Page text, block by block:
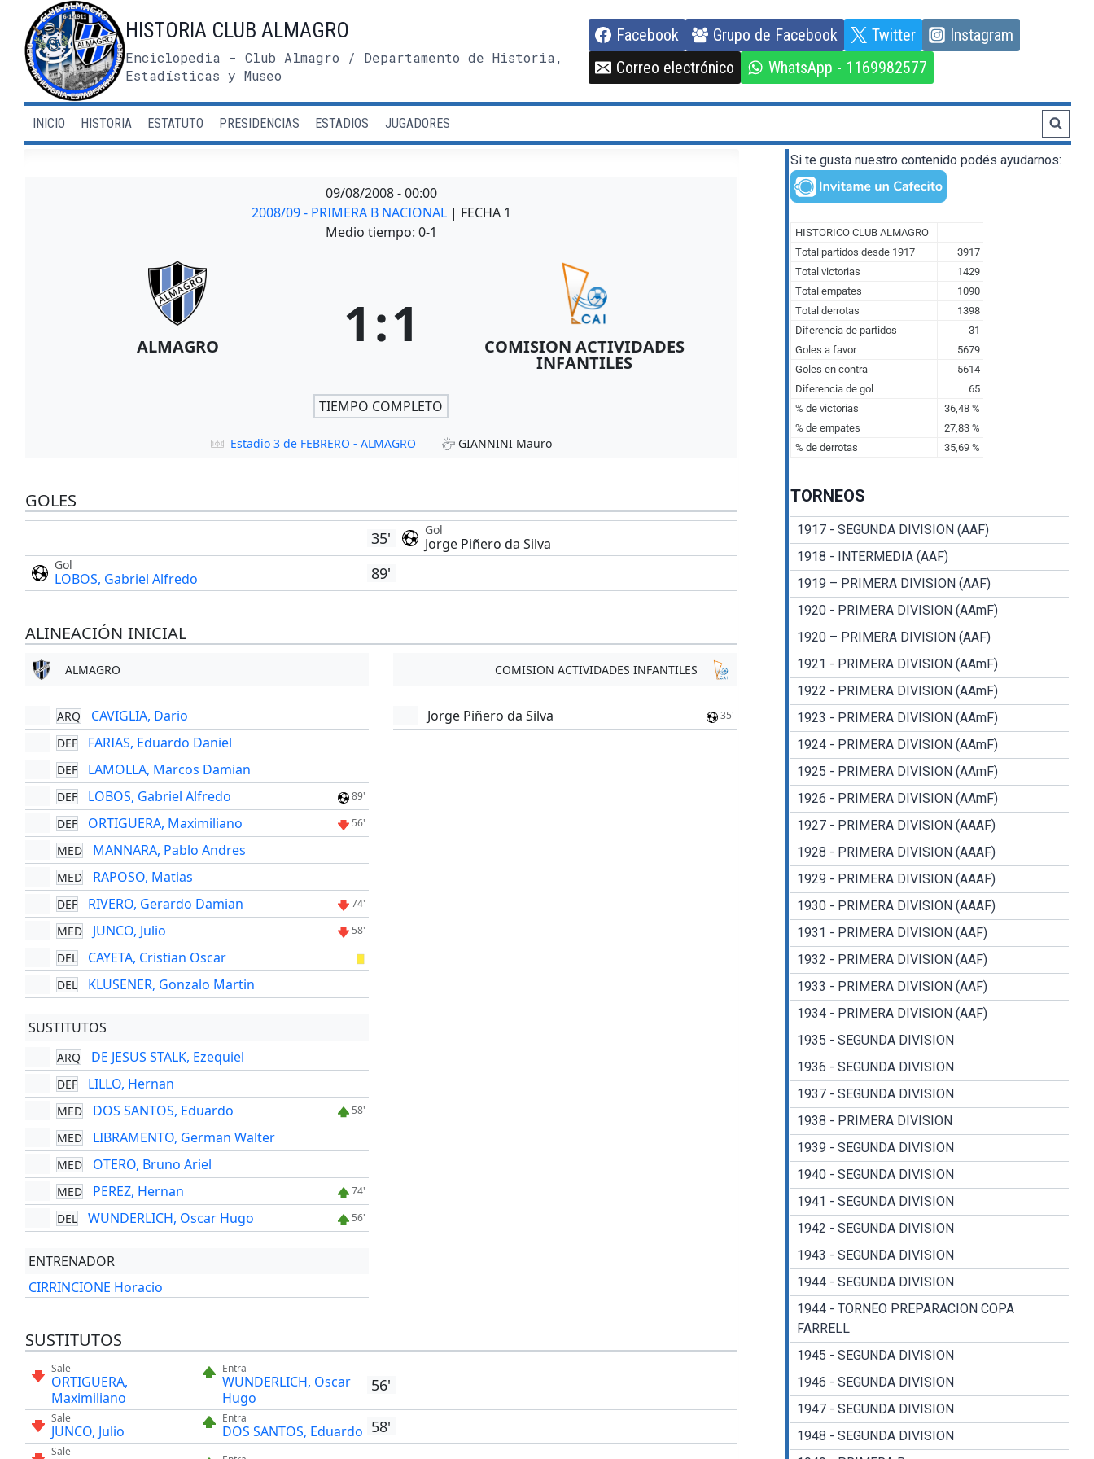
contenido
HISTORIA CLUB ALMAGRO
Enciclopedia - Club Almagro / Departamento de Historia,
Estadísticas y Museo
Facebook Grupo de Facebook Twitter
Instagram
Correo electrónico
WhatsApp - 1169982577
INICIO HISTORIA ESTATUTO PRESIDENCIAS ESTADIOS JUGADORES
09/08/2008-00:00
2008/09 - PRIMERA B NACIONAL | FECHA 1
Medio tiempo: 0-1
ALMAGRO 1:1 COMISION ACTIVIDADES
INFANTILES
TIEMPO COMPLETO
Estadio 3 de FEBRERO - ALMAGRO GIANNINI Mauro
GOLES
35' Gol
Jorge Piñero da Silva
Gol
LOBOS, Gabriel Alfredo 89'
ALINEACIÓN INICIAL
ALMAGRO
ARQ CAVIGLIA, Dario
DEF FARIAS, Eduardo Daniel
DEF LAMOLLA, Marcos Damian
DEF LOBOS, Gabriel Alfredo 89'
DEF ORTIGUERA, Maximiliano 56'
MED MANNARA, Pablo Andres
MED RAPOSO, Matias
DEF RIVERO, Gerardo Damian 74'
MED JUNCO, Julio 58'
DEL CAYETA, Cristian Oscar
DEL KLUSENER, Gonzalo Martin
SUSTITUTOS
ARQ DE JESUS STALK, Ezequiel
DEF LILLO, Hernan
MED DOS SANTOS, Eduardo 58'
MED LIBRAMENTO, German Walter
MED OTERO, Bruno Ariel
MED PEREZ, Hernan 74'
DEL WUNDERLICH, Oscar Hugo 56'
ENTRENADOR
CIRRINCIONE Horacio
COMISION ACTIVIDADES INFANTILES
Jorge Piñero da Silva 35'
SUSTITUTOS
Sale
ORTIGUERA,
Maximiliano
Entra
WUNDERLICH, Oscar
Hugo
56'
Sale
JUNCO, Julio
Entra
DOS SANTOS, Eduardo 58'
Sale
Si te gusta nuestro contenido podés ayudarnos:
TORNEOS
1917 - SEGUNDA DIVISION (AAF)
1918 - INTERMEDIA (AAF)
1919 – PRIMERA DIVISION (AAF)
1920 - PRIMERA DIVISION (AAmF)
1920 – PRIMERA DIVISION (AAF)
1921 - PRIMERA DIVISION (AAmF)
1922 - PRIMERA DIVISION (AAmF)
1923 - PRIMERA DIVISION (AAmF)
1924 - PRIMERA DIVISION (AAmF)
1925 - PRIMERA DIVISION (AAmF)
1926 - PRIMERA DIVISION (AAmF)
1927 - PRIMERA DIVISION (AAAF)
1928 - PRIMERA DIVISION (AAAF)
1929 - PRIMERA DIVISION (AAAF)
1930 - PRIMERA DIVISION (AAAF)
1931 - PRIMERA DIVISION (AAF)
1932 - PRIMERA DIVISION (AAF)
1933 - PRIMERA DIVISION (AAF)
1934 - PRIMERA DIVISION (AAF)
1935 - SEGUNDA DIVISION
1936 - SEGUNDA DIVISION
1937 - SEGUNDA DIVISION
1938 - PRIMERA DIVISION
1939 - SEGUNDA DIVISION
1940 - SEGUNDA DIVISION
1941 - SEGUNDA DIVISION
1942 - SEGUNDA DIVISION
1943 - SEGUNDA DIVISION
1944 - SEGUNDA DIVISION
1944 - TORNEO PREPARACION COPA
FARRELL
1945 - SEGUNDA DIVISION
1946 - SEGUNDA DIVISION
1947 - SEGUNDA DIVISION
1948 - SEGUNDA DIVISION